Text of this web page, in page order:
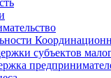
субъектов